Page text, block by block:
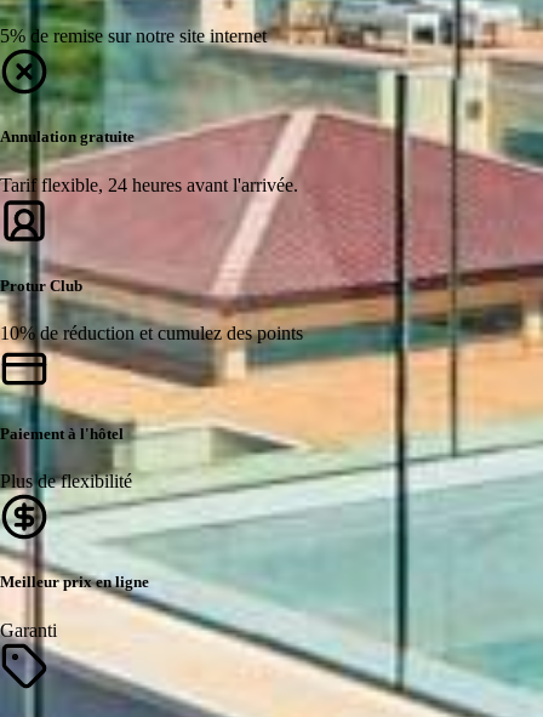
5% de remise sur notre site internet
Annulation gratuite
Tarif flexible, 24 heures avant l'arrivée.
Protur Club
10% de réduction et cumulez des points
Paiement à l'hôtel
Plus de flexibilité
Meilleur prix en ligne
Garanti